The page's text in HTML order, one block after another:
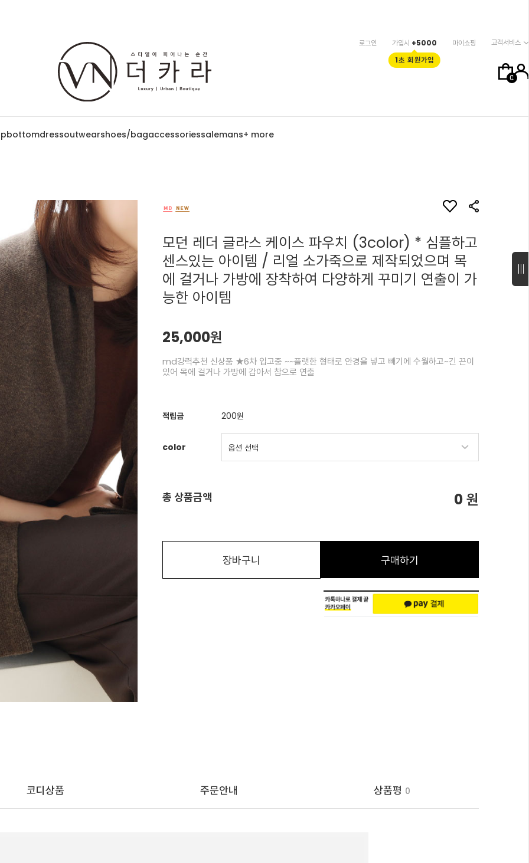
0
로그인 가입시 +5000
1초 회원가입
마이쇼핑 고객서비스
bottomdressoutwearshoes/bagaccessoriessalemans+ more
모던 레더 글라스 케이스 파우치 (3color) * 심플하고
센스있는 아이템 / 리얼 소가죽으로 제작되었으며 목
에 걸거나 가방에 장착하여 다양하게 꾸미기 연출이 가
능한 아이템
25,000원
md강력추천 신상품 ★6차 입고중 ~~플랫한 형태로 안경을 넣고 빼기에 수월하고~긴 끈이
있어 목에 걸거나 가방에 감아서 참으로 연출
적립금 200원
color
총 상품금액 0원
장바구니 구매하기
코디상품 주문안내 상품평 0